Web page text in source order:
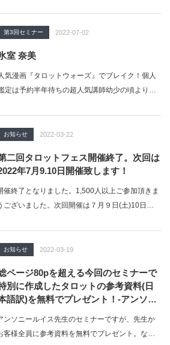
第3回セミナー 2022-07-02
室 奈美
気漫画『タロットウォーズ』でブレイク！個人
定は予約半年待ちの超人気講師幼少の頃より、
お知らせ 2022-03-22
二回タロットフェス開催終了。次回は
年7月9.10日開催致します！
終了となりました。1,500人以上ご参加頂きま
ございました。次回開催は７月９日(土)10日
お知らせ 2022-03-19
ページ80pを超える今回のセミナーで
別に作成したタロットの参考資料(日
語訳)を無料でプレゼント！-アンソニ
ンソニールイス先生のセミナーですが、先生か
客様全員に参考資料を無料でプレゼント。なん